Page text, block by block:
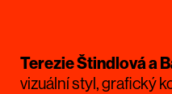
Terezie Štindlová a
vizuální styl, grafický